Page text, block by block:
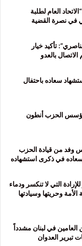
العام لطلبة
في نصرة القضية
تأكيد خيار
بالعدو
في القومي تحيي الذكرى 77 لاستشهاد سعاده باحتفال
مؤسس الحزب أنطون
وفد من قيادة الحزب
في ذكرى استشهاده
الانتصار للإرادة التي لا تنكسر ودماء
وحريتها وسيادتها
العامين في لبنان مشدداً
تبرير العدوان